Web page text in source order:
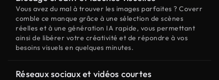
Vous avez du mal à trouver les images parfaites ? Coverr
comble ce manque grâce à une sélection de scènes
réelles et à une génération IA rapide, vous permettant
ainsi de libérer votre créativité et de répondre à vos
besoins visuels en quelques minutes.
Réseaux sociaux et vidéos courtes